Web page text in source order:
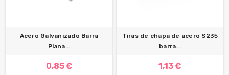
Acero Galvanizado Barra
Plana...
0,85 €
Tiras de chapa de acero S235
barra...
1,13 €